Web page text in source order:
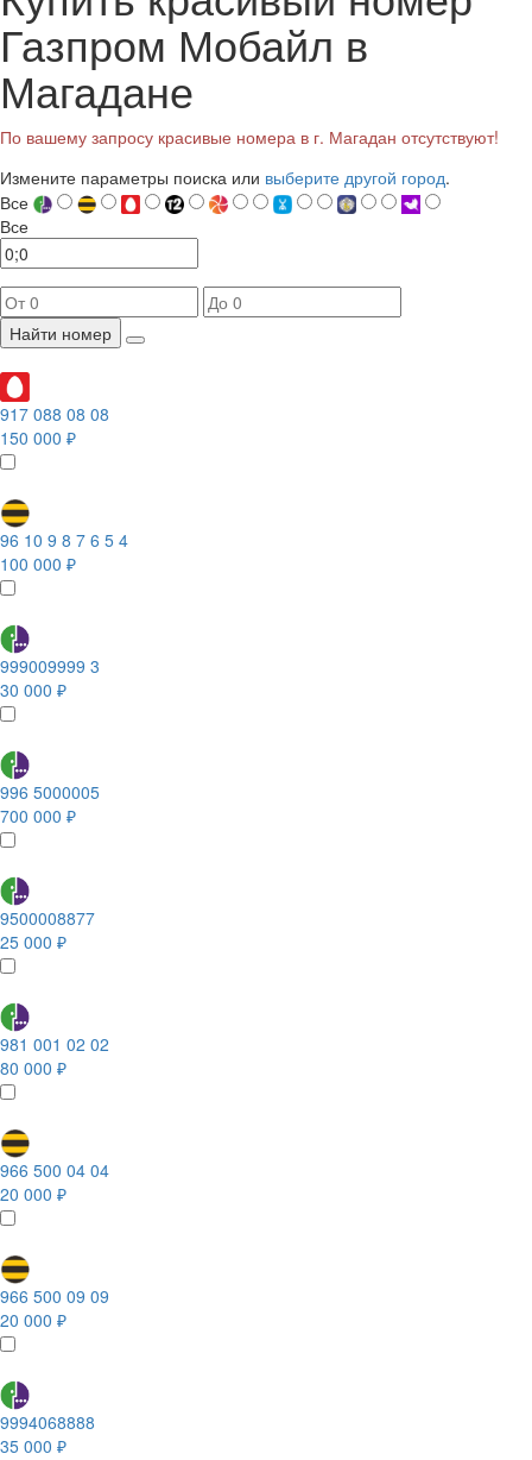
Газпром Мобайл в
Магадане
По вашему запросу красивые номера в г. Магадан отсутствуют!
Измените параметры поиска или выберите другой город.
Все
Все
Найти номер
917 088 08 08
150 000 ₽
96 10 9 8 7 6 5 4
100 000 ₽
999009999 3
30 000 ₽
996 5000005
700 000 ₽
9500008877
25 000 ₽
981 001 02 02
80 000 ₽
966 500 04 04
20 000 ₽
966 500 09 09
20 000 ₽
9994068888
35 000 ₽